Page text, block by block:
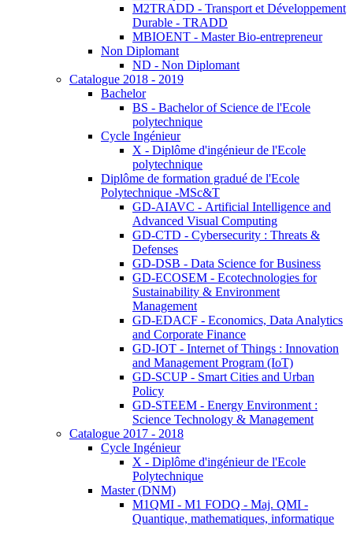
M2TRADD - Transport et Développement
Durable - TRADD
MBIOENT - Master Bio-entrepreneur
Non Diplomant
ND - Non Diplomant
Catalogue 2018 - 2019
Bachelor
BS - Bachelor of Science de l'Ecole
polytechnique
Cycle Ingénieur
X - Diplôme d'ingénieur de l'Ecole
polytechnique
Diplôme de formation gradué de l'Ecole
Polytechnique -MSc&T
GD-AIAVC - Artificial Intelligence and
Advanced Visual Computing
GD-CTD - Cybersecurity : Threats &
Defenses
GD-DSB - Data Science for Business
GD-ECOSEM - Ecotechnologies for
Sustainability & Environment
Management
GD-EDACF - Economics, Data Analytics
and Corporate Finance
GD-IOT - Internet of Things : Innovation
and Management Program (IoT)
GD-SCUP - Smart Cities and Urban
Policy
GD-STEEM - Energy Environment :
Science Technology & Management
Catalogue 2017 - 2018
Cycle Ingénieur
X - Diplôme d'ingénieur de l'Ecole
Polytechnique
Master (DNM)
M1QMI - M1 FODQ - Maj. QMI -
Quantique, mathematiques, informatique